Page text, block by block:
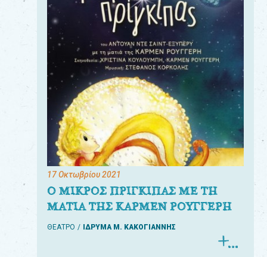
17 Οκτωβρίου 2021
Ο ΜΙΚΡΟΣ ΠΡΙΓΚΙΠΑΣ ΜΕ ΤΗ
ΜΑΤΙΑ ΤΗΣ ΚΑΡΜΕΝ ΡΟΥΓΓΕΡΗ
ΘΕΑΤΡΟ ΙΔΡΥΜΑ Μ. ΚΑΚΟΓΙΑΝΝΗΣ